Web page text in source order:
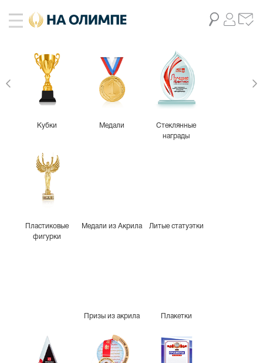
Кубки Медали
Стеклянные
награды
Пластиковые
фигурки
Медали из Акрила Литые статуэтки
Призы из акрила Плакетки
живое фото